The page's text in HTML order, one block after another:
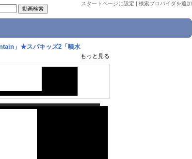
スタートページに設定 | 検索プロバイダを追加
」★スパキッズ2「噴水
もっと見る